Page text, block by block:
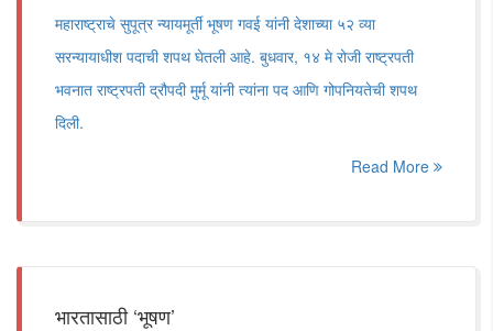
महाराष्ट्राचे सुपूत्र न्यायमूर्ती भूषण गवई यांनी देशाच्या ५२ व्या
सरन्यायाधीश पदाची शपथ घेतली आहे. बुधवार, १४ मे रोजी राष्ट्रपती
भवनात राष्ट्रपती द्रौपदी मुर्मू यांनी त्यांना पद आणि गोपनियतेची शपथ
दिली.
Read More
भारतासाठी ‘भूषण’